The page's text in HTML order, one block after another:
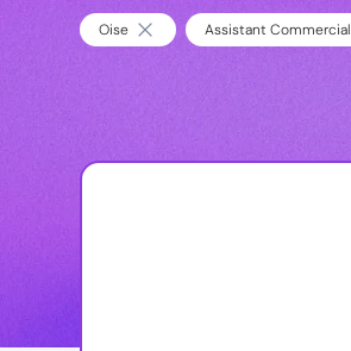
Oise Assistant Commercial